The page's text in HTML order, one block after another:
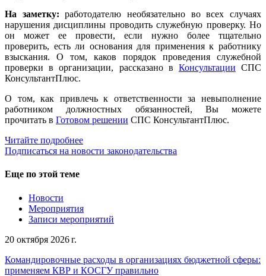
На заметку: работодателю необязательно во всех случаях
нарушения дисциплины проводить служебную проверку. Но
он может ее провести, если нужно более тщательно
проверить, есть ли основания для применения к работнику
взыскания. О том, каков порядок проведения служебной
проверки в организации, рассказано в Консультации СПС
КонсультантПлюс.
О том, как привлечь к ответственности за невыполнение
работником должностных обязанностей, Вы можете
прочитать в Готовом решении СПС КонсультантПлюс.
Читайте подробнее
Подписаться на новости законодательства
Еще по этой теме
Новости
Мероприятия
Записи мероприятий
20 октября 2026 г.
Командировочные расходы в организациях бюджетной сферы:
применяем КВР и КОСГУ правильно